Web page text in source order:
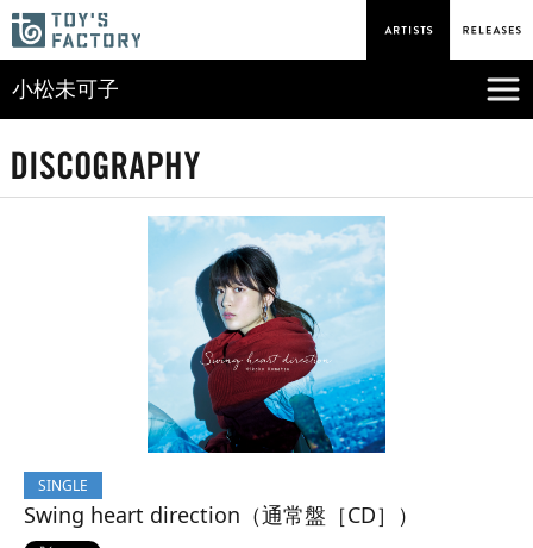
小松未可子
SINGLE
Swing heart direction（通常盤［CD］）